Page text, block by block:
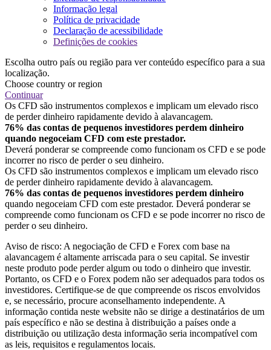
Informação legal
Política de privacidade
Declaração de acessibilidade
Definições de cookies
Escolha outro país ou região para ver conteúdo específico para a sua
localização.
Choose country or region
Continuar
Os CFD são instrumentos complexos e implicam um elevado risco
de perder dinheiro rapidamente devido à alavancagem.
76% das contas de pequenos investidores perdem dinheiro
quando negoceiam CFD com este prestador.
Deverá ponderar se compreende como funcionam os CFD e se pode
incorrer no risco de perder o seu dinheiro.
Os CFD são instrumentos complexos e implicam um elevado risco
de perder dinheiro rapidamente devido à alavancagem.
76% das contas de pequenos investidores perdem dinheiro
quando negoceiam CFD com este prestador. Deverá ponderar se
compreende como funcionam os CFD e se pode incorrer no risco de
perder o seu dinheiro.
Aviso de risco: A negociação de CFD e Forex com base na
alavancagem é altamente arriscada para o seu capital. Se investir
neste produto pode perder algum ou todo o dinheiro que investir.
Portanto, os CFD e o Forex podem não ser adequados para todos os
investidores. Certifique-se de que compreende os riscos envolvidos
e, se necessário, procure aconselhamento independente. A
informação contida neste website não se dirige a destinatários de um
país específico e não se destina à distribuição a países onde a
distribuição ou utilização desta informação seria incompatível com
as leis, requisitos e regulamentos locais.